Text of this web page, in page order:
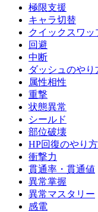
極限支援
キャラ切替
クイックスワッ
回避
中断
ダッシュのやり
属性相性
重撃
状態異常
シールド
部位破壊
HP回復のやり方
衝撃力
貫通率・貫通値
異常掌握
異常マスタリー
感電